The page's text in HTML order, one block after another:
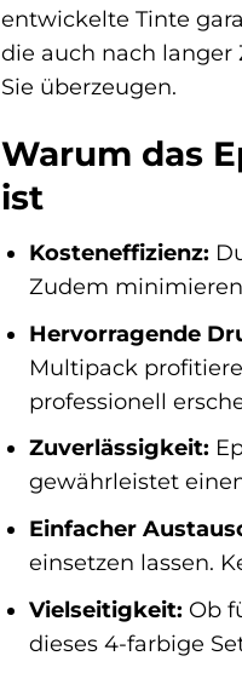
entwickelte Tinte
die auch nach langer
Sie überzeugen.
Warum das
ist
Kosteneffizienz:
Zudem
Hervorragende
Multipack
professionell
Zuverlässigkeit:
gewährleistet
Einfacher
einsetzen lassen.
Vielseitigkeit: Ob
dieses 4-farbige